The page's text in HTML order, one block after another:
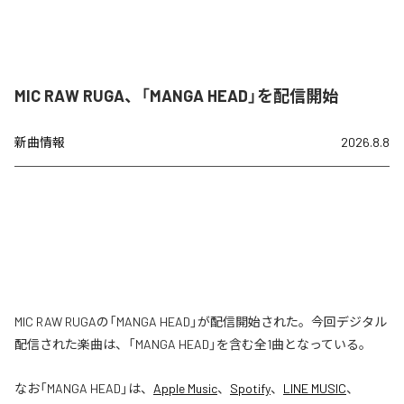
MIC RAW RUGA、「MANGA HEAD」を配信開始
新曲情報 2026.8.8
MIC RAW RUGAの「MANGA HEAD」が配信開始された。今回デジタル
配信された楽曲は、「MANGA HEAD」を含む全1曲となっている。
なお「MANGA HEAD 」は、 Apple Music、 Spotify、 LINE MUSIC、